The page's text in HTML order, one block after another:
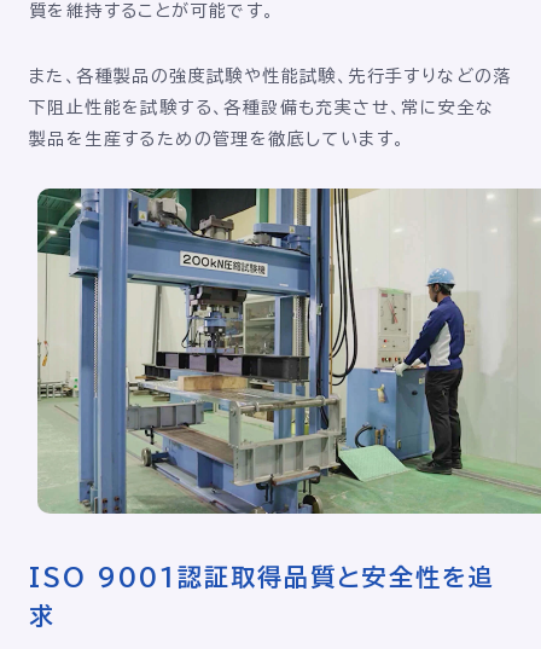
質を維持することが可能です。
また、各種製品の強度試験や性能試験、先行手すりなどの落
下阻止性能を試験する、各種設備も充実させ、常に安全な
製品を生産するための管理を徹底しています。
ISO 9001認証取得品質と安全性を追
求